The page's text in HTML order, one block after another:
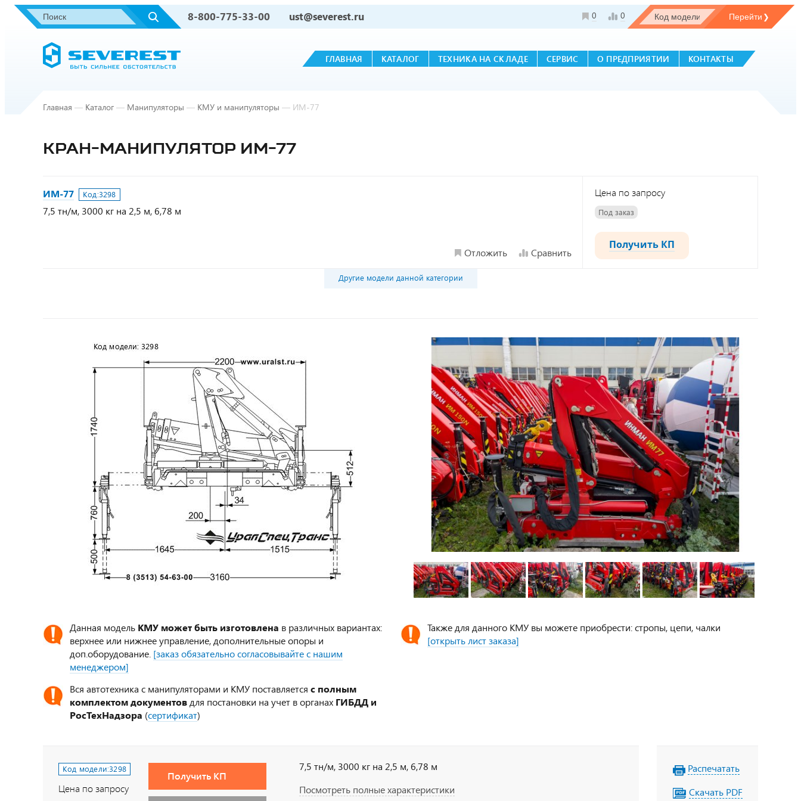
8-800-775-33-00 ust@severest.ru 0 0
ГЛАВНАЯ КАТАЛОГ ТЕХНИКА НА СКЛАДЕ СЕРВИС О ПРЕДПРИЯТИИ КОНТАКТЫ
Главная — Каталог — Манипуляторы — КМУ и манипуляторы — ИМ-77
КРАН-МАНИПУЛЯТОР ИМ-77
ИМ-77 Код:3298
7,5 тн/м, 3000 кг на 2,5 м, 6,78 м
Отложить Сравнить
Цена по запросу
Под заказ
Получить КП
Другие модели данной категории
Данная модель КМУ может быть изготовлена в различных вариантах:
верхнее или нижнее управление, дополнительные опоры и
доп.оборудование. [заказ обязательно согласовывайте с нашим
менеджером]
Также для данного КМУ вы можете приобрести: стропы, цепи, чалки
[открыть лист заказа]
Вся автотехника с манипуляторами и КМУ поставляется с полным
комплектом документов для постановки на учет в органах ГИБДД и
РосТехНадзора (сертификат)
Код модели:3298
Цена по запросу
Получить КП
7,5 тн/м, 3000 кг на 2,5 м, 6,78 м
Посмотреть полные характеристики
Распечатать
Скачать PDF